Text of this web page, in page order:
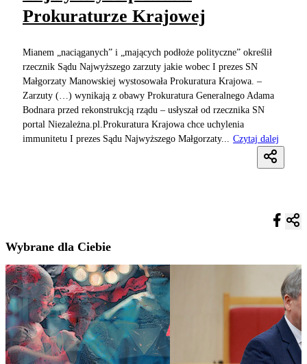
Prokuraturze Krajowej
Mianem „naciąganych” i „mających podłoże polityczne” określił
rzecznik Sądu Najwyższego zarzuty jakie wobec I prezes SN
Małgorzaty Manowskiej wystosowała Prokuratura Krajowa. –
Zarzuty (…) wynikają z obawy Prokuratura Generalnego Adama
Bodnara przed rekonstrukcją rządu – usłyszał od rzecznika SN
portal Niezależna.pl.Prokuratura Krajowa chce uchylenia
immunitetu I prezes Sądu Najwyższego Małgorzaty...
Czytaj dalej
Wybrane dla Ciebie